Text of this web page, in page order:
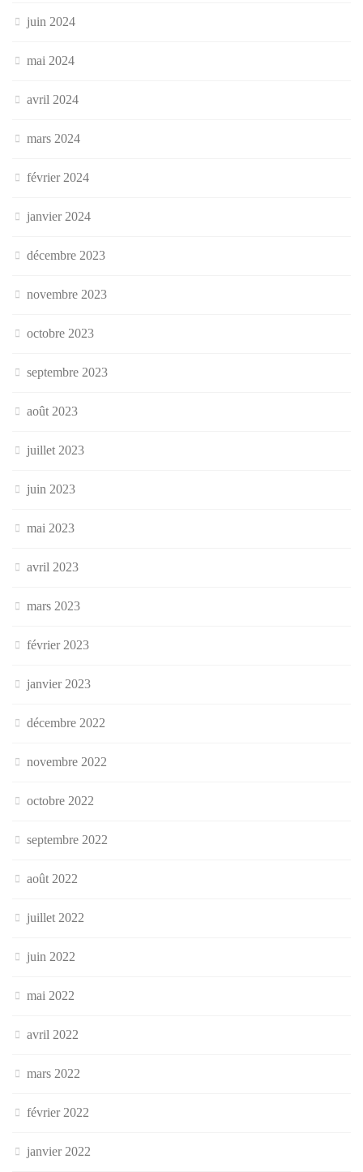
juin 2024
mai 2024
avril 2024
mars 2024
février 2024
janvier 2024
décembre 2023
novembre 2023
octobre 2023
septembre 2023
août 2023
juillet 2023
juin 2023
mai 2023
avril 2023
mars 2023
février 2023
janvier 2023
décembre 2022
novembre 2022
octobre 2022
septembre 2022
août 2022
juillet 2022
juin 2022
mai 2022
avril 2022
mars 2022
février 2022
janvier 2022